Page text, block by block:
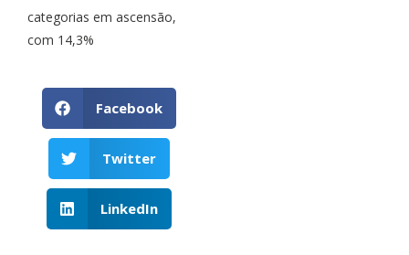
categorias em ascensão,
com 14,3%
Facebook
Twitter
LinkedIn